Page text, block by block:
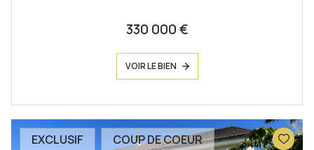
330 000 €
VOIR LE BIEN
EXCLUSIF COUP DE COEUR